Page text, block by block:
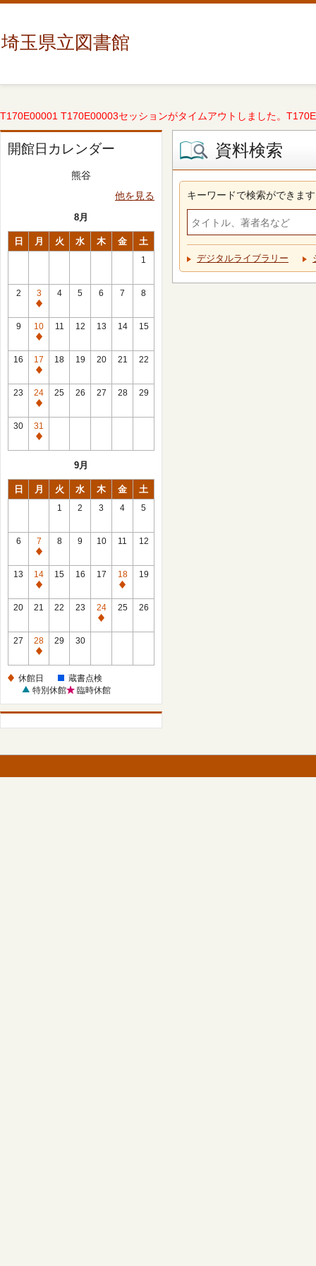
埼玉県立図書館
T170E00001 T170E00003セッションがタイムアウトしました。
開館日カレンダー
熊谷
他を見る
8月
日 月 火 水 木 金 土
1
2
3
休
館
日
4 5 6 7 8
9
10
休
館
日
11 12 13 14 15
16
17
休
館
日
18 19 20 21 22
23
24
休
館
日
25 26 27 28 29
30
31
休
9月
日 月 火 水 木 金 土
1 2 3 4 5
6
7
休
館
日
8 9 10 11 12
13
14
休
館
15 16 17
18
休
館
19
20 21 22 23
24
休
25 26
27
28
休
日
29 30
休館日
蔵書点検
特別休館
臨時休館
資料検索
キーワードで検索ができます
デジタルライブラリー